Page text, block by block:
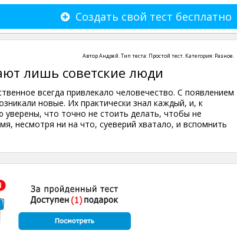
Создать свой тест бесплатно
АвторАндрей. Тип теста: Простой тест. Категория: Разное.
лишь советские люди
всегда привлекало человечество. С появлением
новые. Их практически знал каждый, и, к
что точно не стоить делать, чтобы не
несмотря ни на что, суеверий хватало, и вспомнить